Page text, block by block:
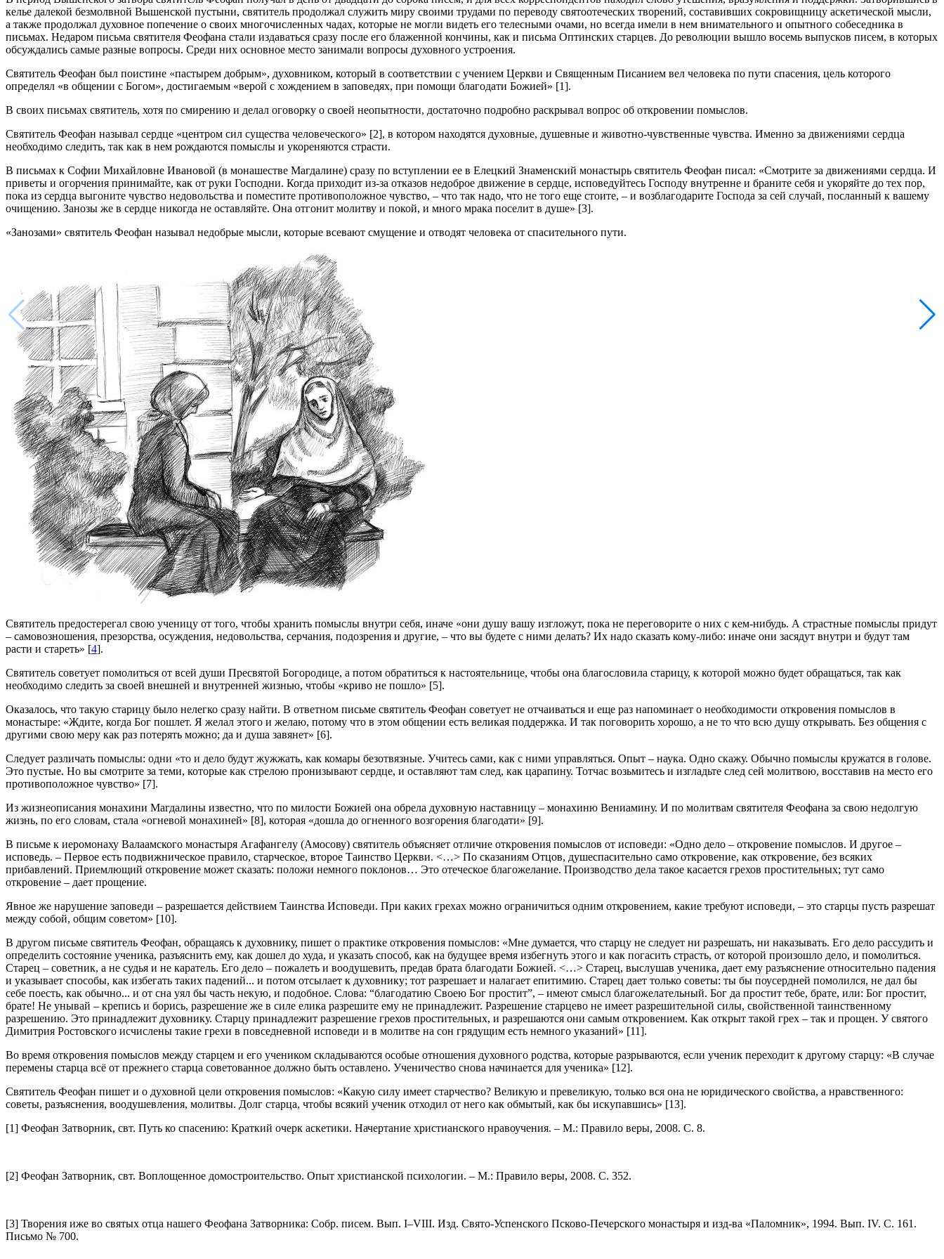
келье далекой безмолвной Вышенской пустыни, святитель продолжал служить миру своими трудами по переводу святоотеческих творений, составивших сокровищницу аскетической мысли,
а также продолжал духовное попечение о своих многочисленных чадах, которые не могли видеть его телесными очами, но всегда имели в нем внимательного и опытного собеседника в
письмах. Недаром письма святителя Феофана стали издаваться сразу после его блаженной кончины, как и письма Оптинских старцев. До революции вышло восемь выпусков писем, в которых
обсуждались самые разные вопросы. Среди них основное место занимали вопросы духовного устроения.
Святитель Феофан был поистине «пастырем добрым», духовником, который в соответствии с учением Церкви и Священным Писанием вел человека по пути спасения, цель которого
определял «в общении с Богом», достигаемым «верой с хождением в заповедях, при помощи благодати Божией» [1].
В своих письмах святитель, хотя по смирению и делал оговорку о своей неопытности, достаточно подробно раскрывал вопрос об откровении помыслов.
Святитель Феофан называл сердце «центром сил существа человеческого» [2], в котором находятся духовные, душевные и животно-чувственные чувства. Именно за движениями сердца
необходимо следить, так как в нем рождаются помыслы и укореняются страсти.
В письмах к Софии Михайловне Ивановой (в монашестве Магдалине) сразу по вступлении ее в Елецкий Знаменский монастырь святитель Феофан писал: «Смотрите за движениями сердца. И
приветы и огорчения принимайте, как от руки Господни. Когда приходит из-за отказов недоброе движение в сердце, исповедуйтесь Господу внутренне и браните себя и укоряйте до тех пор,
пока из сердца выгоните чувство недовольства и поместите противоположное чувство, – что так надо, что не того еще стоите, – и возблагодарите Господа за сей случай, посланный к вашему
очищению. Занозы же в сердце никогда не оставляйте. Она отгонит молитву и покой, и много мрака поселит в душе» [3].
«Занозами» святитель Феофан называл недобрые мысли, которые всевают смущение и отводят человека от спасительного пути.
Святитель предостерегал свою ученицу от того, чтобы хранить помыслы внутри себя, иначе «они душу вашу изгложут, пока не переговорите о них с кем-нибудь. А страстные помыслы придут
– самовозношения, презорства, осуждения, недовольства, серчания, подозрения и другие, – что вы будете с ними делать? Их надо сказать кому-либо: иначе они засядут внутри и будут там
расти и стареть» [4].
Святитель советует помолиться от всей души Пресвятой Богородице, а потом обратиться к настоятельнице, чтобы она благословила старицу, к которой можно будет обращаться, так как
необходимо следить за своей внешней и внутренней жизнью, чтобы «криво не пошло» [5].
Оказалось, что такую старицу было нелегко сразу найти. В ответном письме святитель Феофан советует не отчаиваться и еще раз напоминает о необходимости откровения помыслов в
монастыре: «Ждите, когда Бог пошлет. Я желал этого и желаю, потому что в этом общении есть великая поддержка. И так поговорить хорошо, а не то что всю душу открывать. Без общения с
другими свою меру как раз потерять можно; да и душа завянет» [6].
Следует различать помыслы: одни «то и дело будут жужжать, как комары безотвязные. Учитесь сами, как с ними управляться. Опыт – наука. Одно скажу. Обычно помыслы кружатся в голове.
Это пустые. Но вы смотрите за теми, которые как стрелою пронизывают сердце, и оставляют там след, как царапину. Тотчас возьмитесь и изгладьте след сей молитвою, восставив на место его
противоположное чувство» [7].
Из жизнеописания монахини Магдалины известно, что по милости Божией она обрела духовную наставницу – монахиню Вениамину. И по молитвам святителя Феофана за свою недолгую
жизнь, по его словам, стала «огневой монахиней» [8], которая «дошла до огненного возгорения благодати» [9].
В письме к иеромонаху Валаамского монастыря Агафангелу (Амосову) святитель объясняет отличие откровения помыслов от исповеди: «Одно дело – откровение помыслов. И другое –
исповедь. – Первое есть подвижническое правило, старческое, второе Таинство Церкви. <…> По сказаниям Отцов, душеспасительно само откровение, как откровение, без всяких
прибавлений. Приемлющий откровение может сказать: положи немного поклонов… Это отеческое благожелание. Производство дела такое каcается грехов простительных; тут само
откровение – дает прощение.
Явное же нарушение заповеди – разрешается действием Таинства Исповеди. При каких грехах можно ограничиться одним откровением, какие требуют исповеди, – это старцы пусть разрешат
между собой, общим советом» [10].
В другом письме святитель Феофан, обращаясь к духовнику, пишет о практике откровения помыслов: «Мне думается, что старцу не следует ни разрешать, ни наказывать. Его дело рассудить и
определить состояние ученика, разъяснить ему, как дошел до худа, и указать способ, как на будущее время избегнуть этого и как погасить страсть, от которой произошло дело, и помолиться.
Старец – советник, а не судья и не каратель. Его дело – пожалеть и воодушевить, предав брата благодати Божией. <…> Старец, выслушав ученика, дает ему разъяснение относительно падения
и указывает способы, как избегать таких падений... и потом отсылает к духовнику; тот разрешает и налагает епитимию. Старец дает только советы: ты бы поусердней помолился, не дал бы
себе поесть, как обычно... и от сна уял бы часть некую, и подобное. Слова: “благодатию Своею Бог простит”, – имеют смысл благожелательный. Бог да простит тебе, брате, или: Бог простит,
брате! Не унывай – крепись и борись, разрешение же в силе елика разрешите ему не принадлежит. Разрешение старцево не имеет разрешительной силы, свойственной таинственному
разрешению. Это принадлежит духовнику. Старцу принадлежит разрешение грехов простительных, и разрешаются они самым откровением. Как открыт такой грех – так и прощен. У святого
Димитрия Ростовского исчислены такие грехи в повседневной исповеди и в молитве на сон грядущим есть немного указаний» [11].
Во время откровения помыслов между старцем и его учеником складываются особые отношения духовного родства, которые разрываются, если ученик переходит к другому старцу: «В случае
перемены старца всё от прежнего старца советованное должно быть оставлено. Ученичество снова начинается для ученика» [12].
Святитель Феофан пишет и о духовной цели откровения помыслов: «Какую силу имеет старчество? Великую и превеликую, только вся она не юридического свойства, а нравственного:
советы, разъяснения, воодушевления, молитвы. Долг старца, чтобы всякий ученик отходил от него как обмытый, как бы искупавшись» [13].
[1] Феофан Затворник, свт. Путь ко спасению: Краткий очерк аскетики. Начертание христианского нравоучения. – М.: Правило веры, 2008. С. 8.
[2] Феофан Затворник, свт. Воплощенное домостроительство. Опыт христианской психологии. – М.: Правило веры, 2008. С. 352.
[3] Творения иже во святых отца нашего Феофана Затворника: Собр. писем. Вып. I–VIII. Изд. Свято-Успенского Псково-Печерского монастыря и изд-ва «Паломник», 1994. Вып. IV. С. 161.
Письмо № 700.